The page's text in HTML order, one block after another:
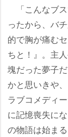
「こんなブ
ったから、バ
的で胸が痛む
ちと！』。主
塊だった夢子
かと思いきや
ラブコメディ
に記憶喪失に
の物語は始ま